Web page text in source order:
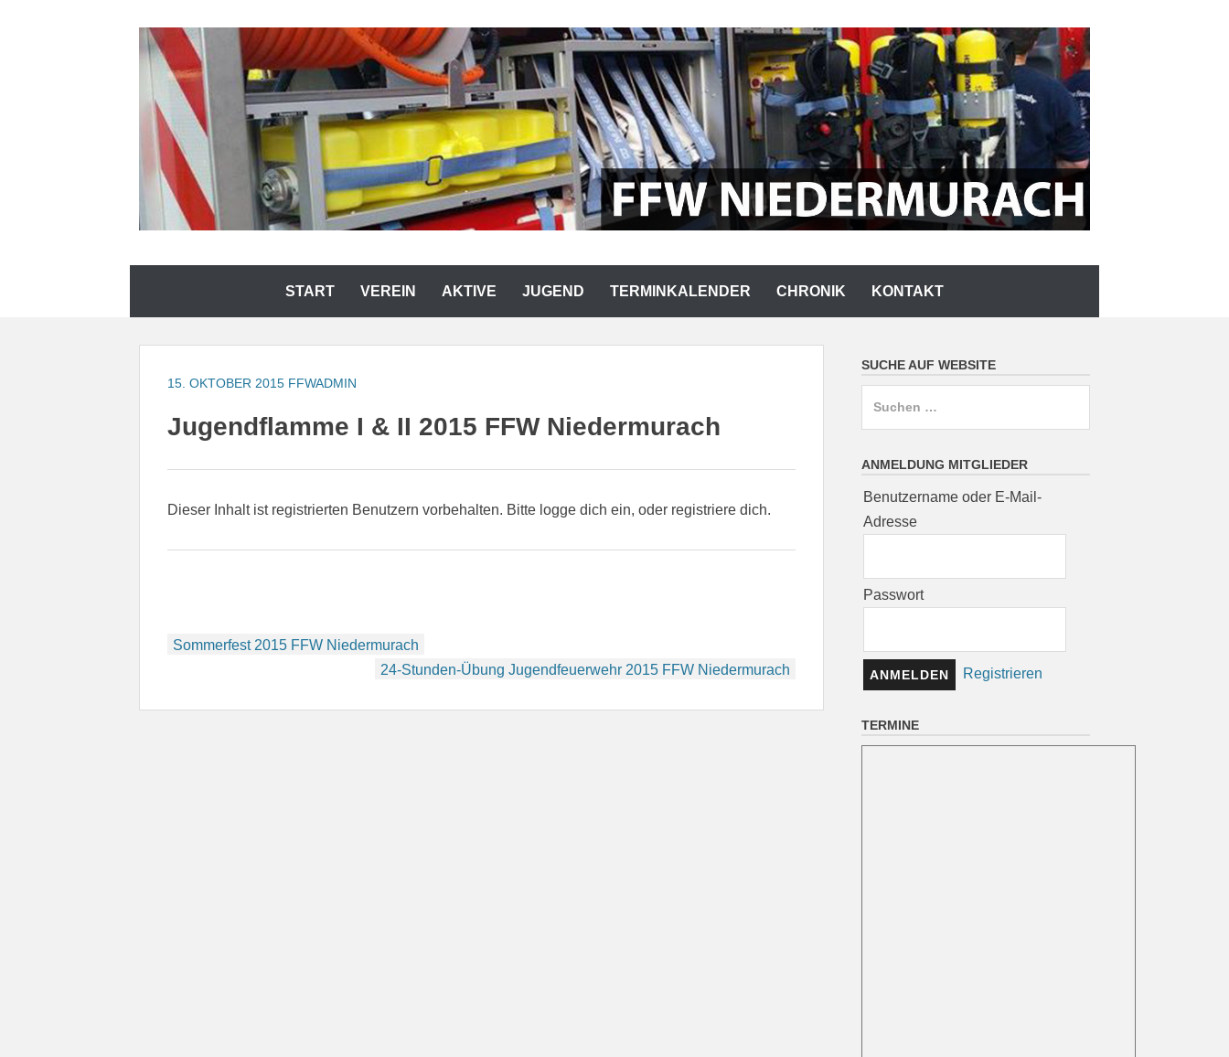
FREIWILLIGE FEUERWEHR NIEDERMURACH
START VEREIN AKTIVE JUGEND TERMINKALENDER CHRONIK KONTAKT
15. OKTOBER 2015 FFWADMIN
Jugendflamme I & II 2015 FFW Niedermurach
Dieser Inhalt ist registrierten Benutzern vorbehalten. Bitte logge dich ein, oder registriere dich.
Beitragsnavigation
Sommerfest 2015 FFW Niedermurach
24-Stunden-Übung Jugendfeuerwehr 2015 FFW Niedermurach
SUCHE AUF WEBSITE
ANMELDUNG MITGLIEDER
Benutzername oder E-Mail-
Adresse
Passwort
Registrieren
TERMINE